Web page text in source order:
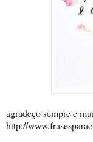
agradeço sempre e
http://